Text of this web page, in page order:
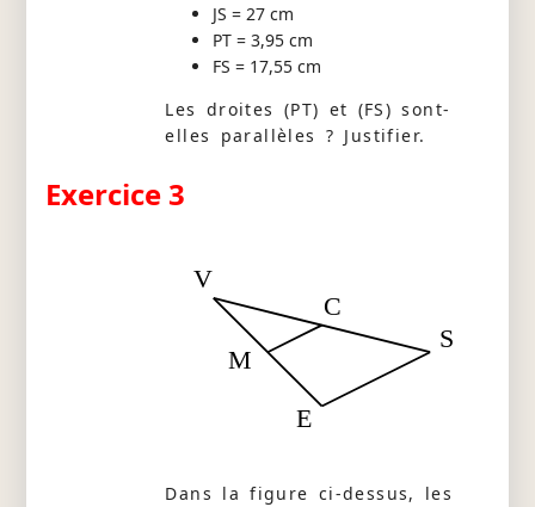
JS = 27 cm
PT = 3,95 cm
FS = 17,55 cm
Les droites (PT) et (FS) sont-
elles parallèles ? Justifier.
Exercice 3
S
V
E
M
C
Dans la figure ci-dessus, les